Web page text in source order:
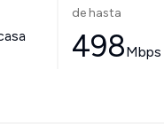
de hasta
498Mbps